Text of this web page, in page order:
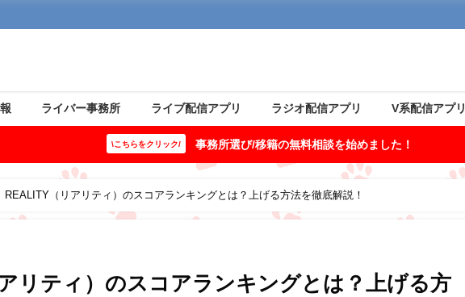
ライバー事務所 ライブ配信アプリ ラジオ配信アプリ V系配信アプリ
\こちらをクリック/ 事務所選び/移籍の無料相談を始めました！
REALITY（リアリティ）のスコアランキングとは？上げる方法を徹底解説！
リティ）のスコアランキングとは？上げる方